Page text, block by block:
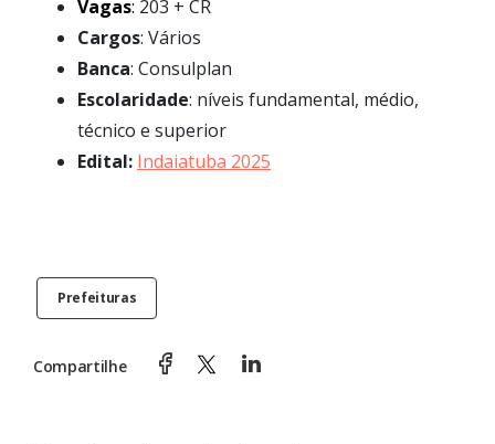
Vagas: 203 + CR
Cargos: Vários
Banca: Consulplan
Escolaridade: níveis fundamental, médio,
técnico e superior
Edital: Indaiatuba 2025
Prefeituras
Compartilhe